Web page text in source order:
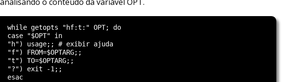
  while getopts "hf:t:" OPT; do
  case "$OPT" in
  "h") usage;; # exibir ajuda
  "f") FROM=$OPTARG;;
  "t") TO=$OPTARG;;
  "?") exit -1;;
  esac